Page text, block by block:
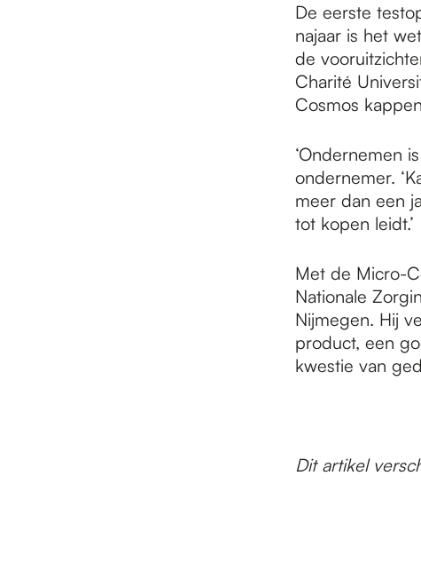
De eerste
najaar is het
de
Charité
Cosmos
‘Ondernemen
ondernemer.
meer dan een
tot kopen leidt.’
Met de Micro-
Nationale
Nijmegen. Hij
product, een
kwestie van
Dit artikel